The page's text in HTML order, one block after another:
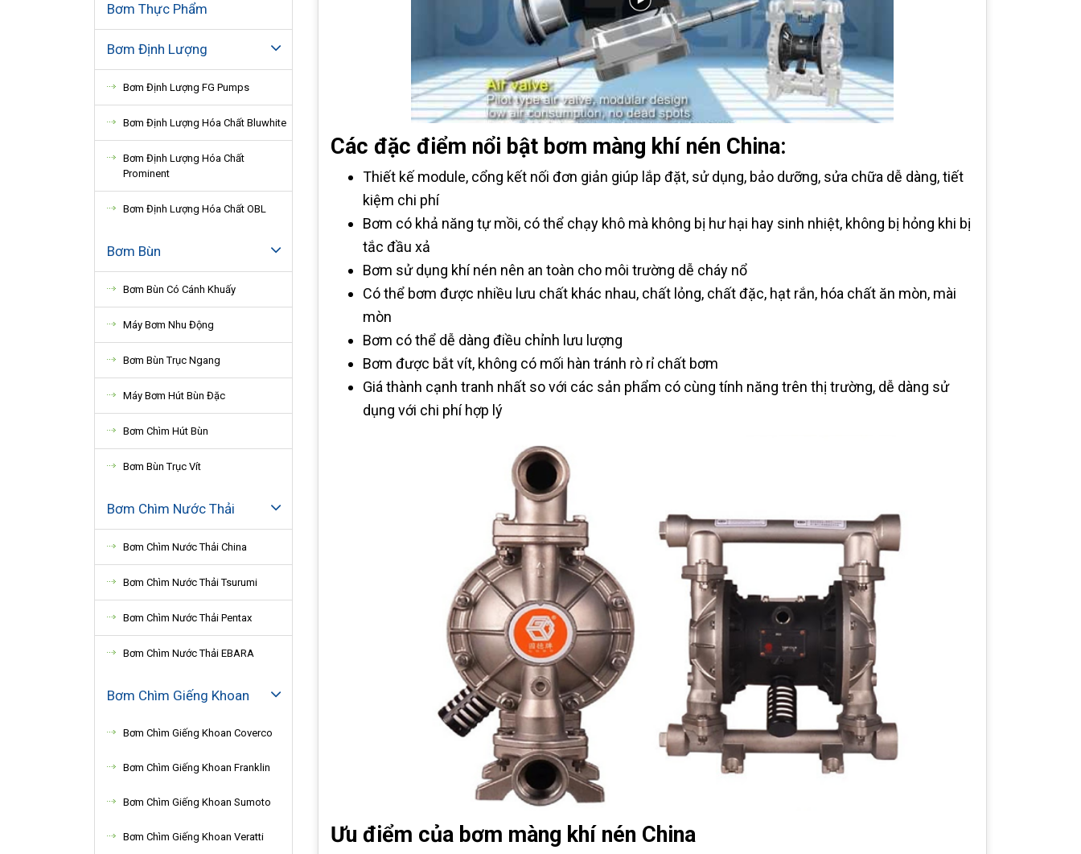
Bơm Thực Phẩm
Bơm Định Lượng
Bơm Định Lượng FG Pumps
Bơm Định Lượng Hóa Chất Bluwhite
Bơm Định Lượng Hóa Chất
Prominent
Bơm Định Lượng Hóa Chất OBL
Bơm Bùn
Bơm Bùn Có Cánh Khuấy
Máy Bơm Nhu Động
Bơm Bùn Trục Ngang
Máy Bơm Hút Bùn Đặc
Bơm Chìm Hút Bùn
Bơm Bùn Trục Vít
Bơm Chìm Nước Thải
Bơm Chìm Nước Thải China
Bơm Chìm Nước Thải Tsurumi
Bơm Chìm Nước Thải Pentax
Bơm Chìm Nước Thải EBARA
Bơm Chìm Giếng Khoan
Bơm Chìm Giếng Khoan Coverco
Bơm Chìm Giếng Khoan Franklin
Bơm Chìm Giếng Khoan Sumoto
Bơm Chìm Giếng Khoan Veratti
Các đặc điểm nổi bật bơm màng khí nén China:
Thiết kế module, cổng kết nối đơn giản giúp lắp đặt, sử dụng, bảo dưỡng, sửa chữa dễ dàng, tiết
kiệm chi phí
Bơm có khả năng tự mồi, có thể chạy khô mà không bị hư hại hay sinh nhiệt, không bị hỏng khi bị
tắc đầu xả
Bơm sử dụng khí nén nên an toàn cho môi trường dễ cháy nổ
Có thể bơm được nhiều lưu chất khác nhau, chất lỏng, chất đặc, hạt rắn, hóa chất ăn mòn, mài
mòn
Bơm có thể dễ dàng điều chỉnh lưu lượng
Bơm được bắt vít, không có mối hàn tránh rò rỉ chất bơm
Giá thành cạnh tranh nhất so với các sản phẩm có cùng tính năng trên thị trường, dễ dàng sử
dụng với chi phí hợp lý
Ưu điểm của bơm màng khí nén China